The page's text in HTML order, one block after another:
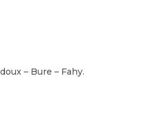
– Bure – Fahy.